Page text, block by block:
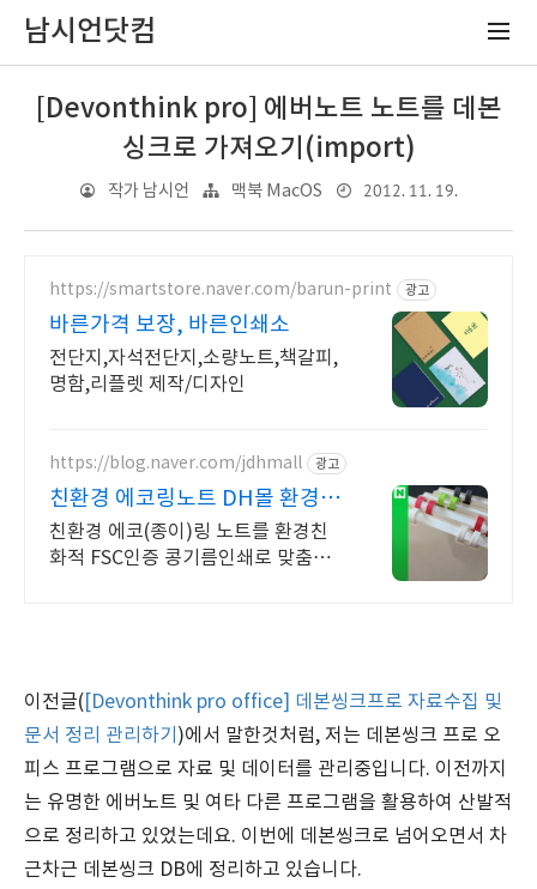
남시언닷컴
[Devonthink pro] 에버노트 노트를 데본
싱크로 가져오기(import)
작가 남시언 맥북 MacOS 2012. 11. 19.
https://smartstore.naver.com/barun-print 광고
바른가격 보장, 바른인쇄소
전단지,자석전단지,소량노트,책갈피,
명함,리플렛 제작/디자인
https://blog.naver.com/jdhmall 광고
친환경 에코링노트 DH몰 환경을
생각하는 콩기름인쇄
친환경 에코(종이)링 노트를 환경친
화적 FSC인증 콩기름인쇄로 맞춤제
이전글( [Devonthink pro office] 데본씽크프로 자료수집 및
문서 정리 관리하기 )에서 말한것처럼, 저는 데본씽크 프로 오
피스 프로그램으로 자료 및 데이터를 관리중입니다. 이전까지
는 유명한 에버노트 및 여타 다른 프로그램을 활용하여 산발적
으로 정리하고 있었는데요. 이번에 데본씽크로 넘어오면서 차
근차근 데본씽크 DB에 정리하고 있습니다.